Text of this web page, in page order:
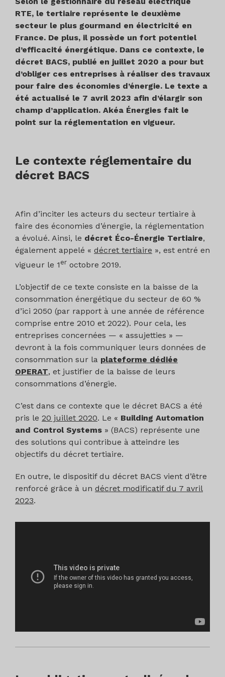
RTE, le tertiaire représente le deuxième
secteur le plus gourmand en électricité en
France. De plus, il possède un fort potentiel
d’efficacité énergétique. Dans ce contexte, le
décret BACS, publié en juillet 2020 a pour but
d’obliger ces entreprises à réaliser des travaux
pour faire des économies d’énergie. Le texte a
été actualisé le 7 avril 2023 afin d’élargir son
champ d’application. Akéa Énergies fait le
point sur la réglementation en vigueur.
Le contexte réglementaire du
décret BACS
Afin d’inciter les acteurs du secteur tertiaire à
faire des économies d’énergie, la réglementation
a évolué. Ainsi, le décret Éco-Énergie Tertiaire,
également appelé « décret tertiaire », est entré en
vigueur le 1 er octobre 2019.
L’objectif de ce texte consiste en la baisse de la
consommation énergétique du secteur de 60 %
d’ici 2050 (par rapport à une année de référence
comprise entre 2010 et 2022). Pour cela, les
entreprises concernées — « assujetties » —
devront à la fois communiquer leurs données de
consommation sur la plateforme dédiée
OPERAT, et justifier de la baisse de leurs
consommations d’énergie.
C’est dans ce contexte que le décret BACS a été
pris le 20 juillet 2020. Le « Building Automation
and Control Systems » (BACS) représente une
des solutions qui contribue à atteindre les
objectifs du décret tertiaire.
En outre, le dispositif du décret BACS vient d’être
renforcé grâce à un décret modificatif du 7 avril
2023.